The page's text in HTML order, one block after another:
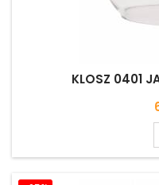
KLOSZ 0401